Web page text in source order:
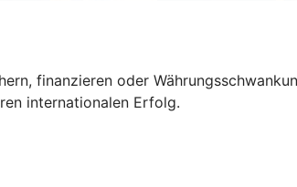
finanzieren oder
internationalen Erfolg.